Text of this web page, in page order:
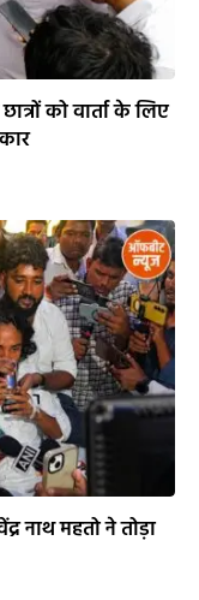
को वार्ता के लिए
नाथ महतो ने तोड़ा